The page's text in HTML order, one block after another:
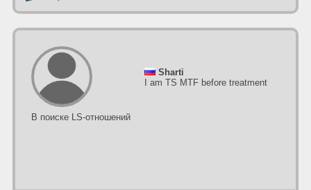
Sharti
I am TS MTF before treatment
В поиске LS-отношений